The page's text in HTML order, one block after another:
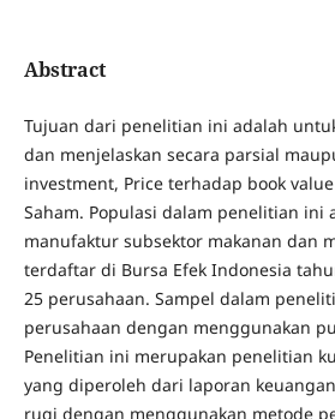
Abstract
Tujuan dari penelitian ini adalah
dan menjelaskan secara parsial
investment, Price terhadap book
Saham. Populasi dalam penelitian ini
manufaktur subsektor makanan dan
terdaftar di Bursa Efek Indonesia
25 perusahaan. Sampel dalam
perusahaan dengan menggunakan
Penelitian ini merupakan penelitian
yang diperoleh dari laporan
rugi dengan menggunakan metode